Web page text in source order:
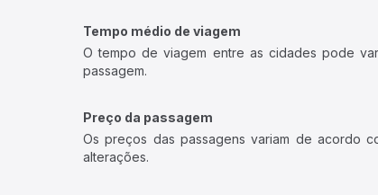
Tempo médio de viagem
O tempo de viagem entre as cidades pode
passagem.
Preço da passagem
Os preços das passagens variam de acordo
alterações.